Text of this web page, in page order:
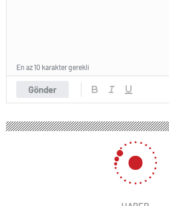
Gönder
En az 10 karakter gerekli